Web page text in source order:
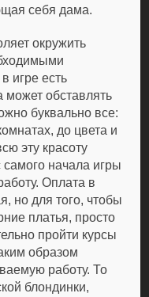
себя дама.
окружить
игре есть
обставлять
буквально все:
до цвета и
эту красоту
самого начала игры
Оплата в
но для того, чтобы
платья, просто
пройти курсы
образом
работу. То
блондинки,